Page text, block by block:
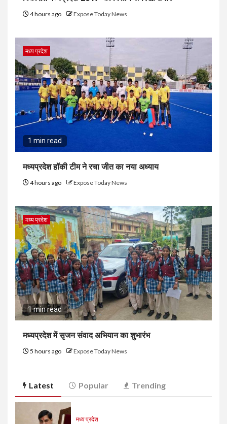
4 hours ago Expose Today News
मध्य प्रदेश
1 min read
मध्यप्रदेश हॉकी टीम ने रचा जीत का नया अध्याय
4 hours ago Expose Today News
मध्य प्रदेश
1 min read
मध्यप्रदेश में सृजन संवाद अभियान का शुभारंभ
5 hours ago Expose Today News
Latest Popular Trending
मध्य प्रदेश